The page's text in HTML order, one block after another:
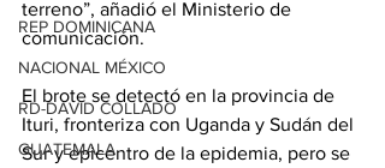
REP DOMINICANA
NACIONAL MÉXICO
RD-DAVID COLLADO
GUATEMALA
terreno”, añadió el Ministerio de
comunicación.
El brote se detectó en la provincia de
Ituri, fronteriza con Uganda y Sudán del
Sur y epicentro de la epidemia, pero se